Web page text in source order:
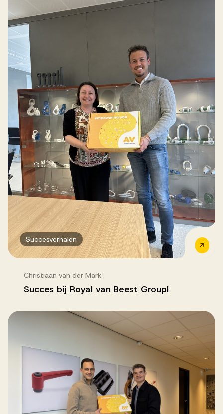
Werken bij AV
Aanmelden
Werken bij AV
Voor kandidaten
Inspiratie
Succesverhalen
Christiaan van der Mark
Succes bij Royal van Beest Group!